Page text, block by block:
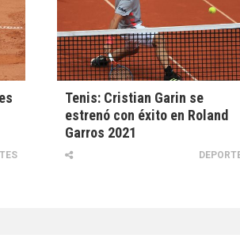
Tenis: Cristian Garin se
estrenó con éxito en Roland
Garros 2021